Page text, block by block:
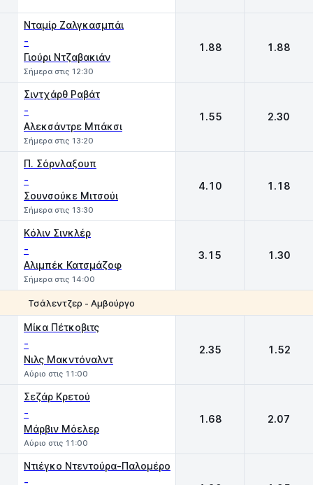
Νταμίρ Ζαλγκασμπάι
-
Γιούρι Ντζαβακιάν
Σήμερα στις 12:30
1.88 1.88
Σιντχάρθ Ραβάτ
-
Αλεκσάντρε Μπάκσι
Σήμερα στις 13:20
1.55 2.30
Π. Σόρνλαξουπ
-
Σουνσούκε Μιτσούι
Σήμερα στις 13:30
4.10 1.18
Kόλιν Σινκλέρ
-
Αλιμπέκ Κατσμάζοφ
Σήμερα στις 14:00
3.15 1.30
Τσάλεντζερ - Αμβούργο
Μίκα Πέτκοβιτς
-
Νιλς Μακντόναλντ
Αύριο στις 11:00
2.35 1.52
Σεζάρ Κρετού
-
Μάρβιν Μόελερ
Αύριο στις 11:00
1.68 2.07
Ντιέγκο Ντεντούρα-Παλομέρο
-